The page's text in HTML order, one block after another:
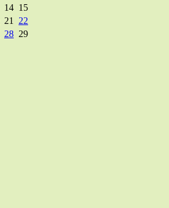
14 15
21
22
28 29